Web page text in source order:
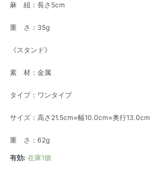
麻 紐：長さ5cm
重 さ：35g
《スタンド》
素 材：金属
タイプ：ワンタイプ
サイズ：高さ21.5cm×幅10.0cm×奥行13.0cm
重 さ：62g
有効: 在庫1個